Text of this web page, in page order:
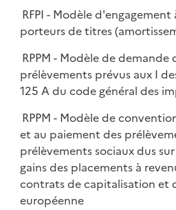
RFPI - Modèle
porteurs de titres
RPPM - Modèle de demande
prélèvements prévus aux I
125 A du code général des
RPPM - Modèle de
et au paiement des
prélèvements sociaux dus
gains des placements à
contrats de capitalisation et
européenne